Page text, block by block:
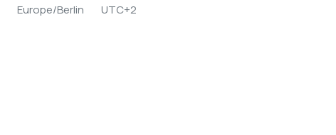
Europe/Berlin UTC+2